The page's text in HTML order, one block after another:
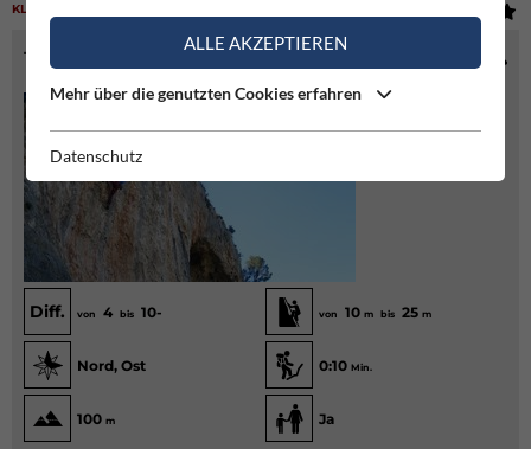
KLETTERGARTEN
TOURENINFO
Diff. von 4 bis 10- von 10 m bis 25 m
Nord, Ost 0:10 Min.
100 m Ja
ALLE AKZEPTIEREN
Mehr über die genutzten Cookies erfahren
Datenschutz